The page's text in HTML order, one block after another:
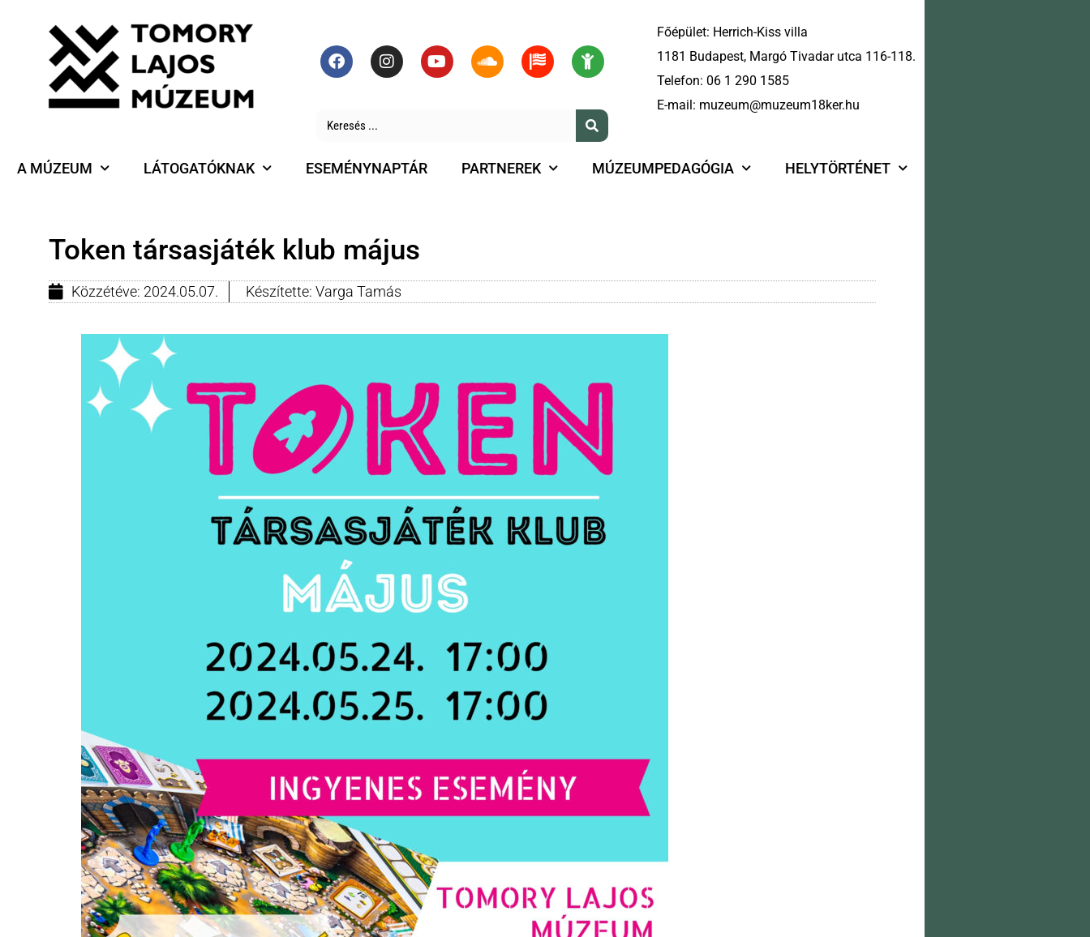
Főépület: Herrich-Kiss villa
1181 Budapest, Margó Tivadar utca 116-118.
Telefon: 06 1 290 1585
E-mail: muzeum@muzeum18ker.hu
A MÚZEUM LÁTOGATÓKNAK ESEMÉNYNAPTÁR PARTNEREK MÚZEUMPEDAGÓGIA HELYTÖRTÉNET
Token társasjáték klub május
Közzétéve: 2024.05.07. Készítette: Varga Tamás